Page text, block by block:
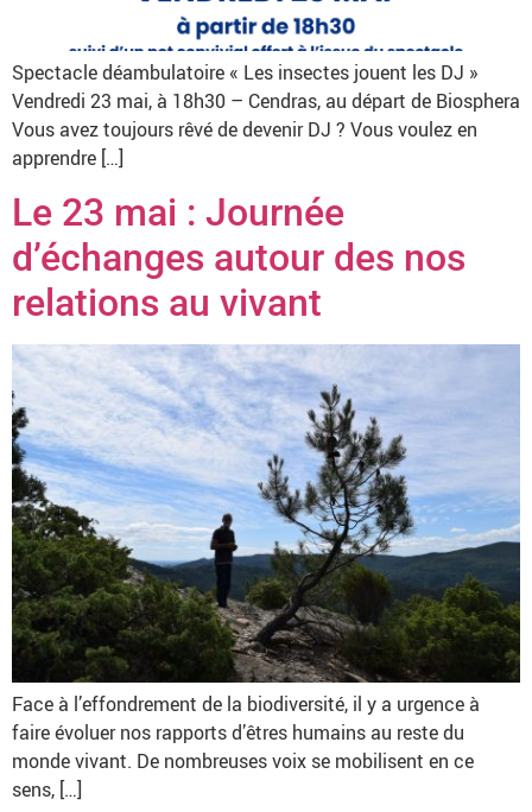
Spectacle déambulatoire « Les insectes jouent les DJ »
Vendredi 23 mai, à 18h30 – Cendras, au départ de Biosphera
Vous avez toujours rêvé de devenir DJ ? Vous voulez en
apprendre […]
Le 23 mai : Journée
d’échanges autour des nos
relations au vivant
Face à l’effondrement de la biodiversité, il y a urgence à
faire évoluer nos rapports d’êtres humains au reste du
monde vivant. De nombreuses voix se mobilisent en ce
sens, […]